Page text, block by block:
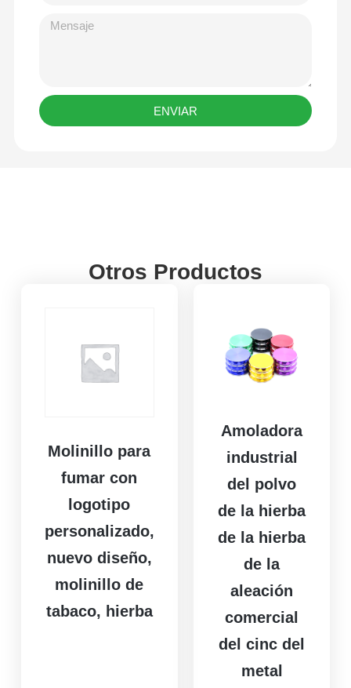
ENVIAR
Otros Productos
Molinillo para
fumar con
logotipo
personalizado,
nuevo diseño,
molinillo de
tabaco, hierba
Amoladora
industrial
del polvo
de la hierba
de la hierba
de la
aleación
comercial
del cinc del
metal